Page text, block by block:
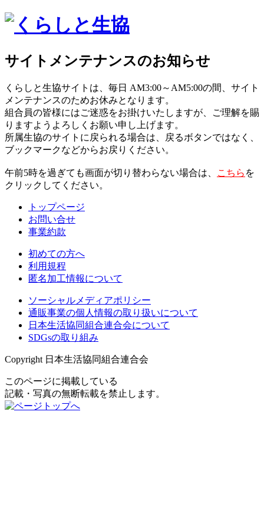
サイトメンテナンスのお知らせ
くらしと生協サイトは、毎日 AM3:00～AM5:00の間、サイト
メンテナンスのためお休みとなります。
組合員の皆様にはご迷惑をお掛けいたしますが、ご理解を賜
りますようよろしくお願い申し上げます。
所属生協のサイトに戻られる場合は、戻るボタンではなく、
ブックマークなどからお戻りください。
午前5時を過ぎても画面が切り替わらない場合は、 こちら を
クリックしてください。
トップページ
お問い合せ
事業約款
初めての方へ
利用規程
匿名加工情報について
ソーシャルメディアポリシー
通販事業の個人情報の取り扱いについて
日本生活協同組合連合会について
SDGsの取り組み
Copyright 日本生活協同組合連合会
このページに掲載している
記載・写真の無断転載を禁止します。